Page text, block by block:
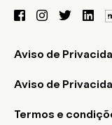
Aviso de
Aviso de
Termos e